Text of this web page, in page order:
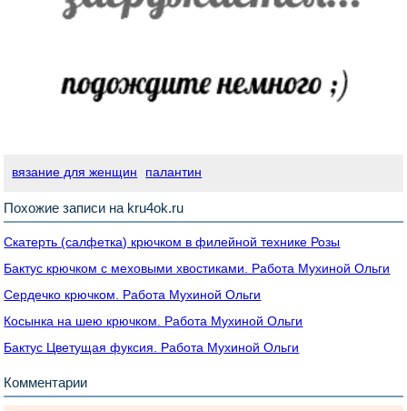
вязание для женщин палантин
Похожие записи на kru4ok.ru
Скатерть (салфетка) крючком в филейной технике Розы
Бактус крючком с меховыми хвостиками. Работа Мухиной Ольги
Сердечко крючком. Работа Мухиной Ольги
Косынка на шею крючком. Работа Мухиной Ольги
Бактус Цветущая фуксия. Работа Мухиной Ольги
Комментарии